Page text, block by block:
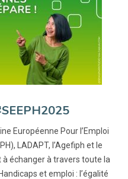
Européenne Pour l’Emploi
LADAPT, l’Agefiph et le
à échanger à travers toute la
et emploi : l’égalité